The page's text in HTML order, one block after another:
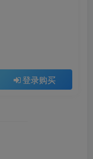
登录购买